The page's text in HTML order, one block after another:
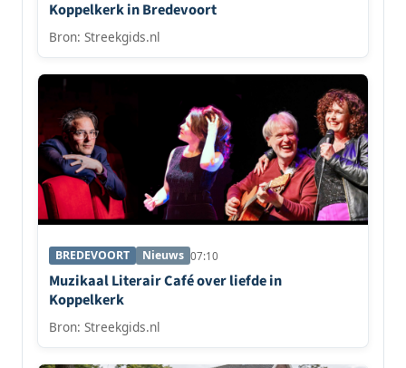
Koppelkerk in Bredevoort
Bron: Streekgids.nl
BREDEVOORT Nieuws 07:10
Muzikaal Literair Café over liefde in
Koppelkerk
Bron: Streekgids.nl